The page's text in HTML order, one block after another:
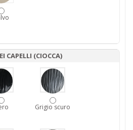
CAPELLI (CIOCCA)
Grigio scuro